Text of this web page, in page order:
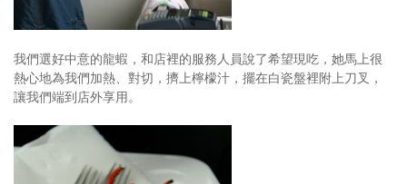
我們選好中意的龍蝦，和店裡的服務人員說了希望現吃，她馬上很
熱心地為我們加熱、對切，擠上檸檬汁，擺在白瓷盤裡附上刀叉，
讓我們端到店外享用。